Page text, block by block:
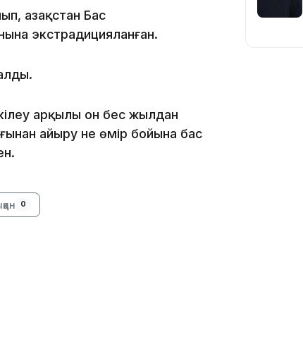
Қазақстан Бас
экстрадицияланған.
арқылы он бес жылдан
айыру не өмiр бойына бас
0